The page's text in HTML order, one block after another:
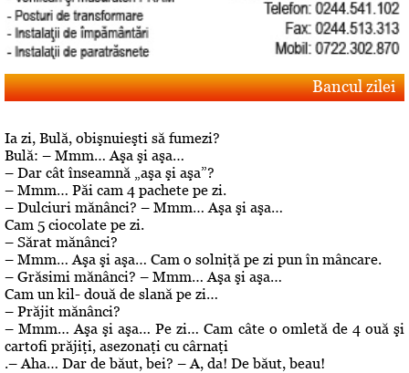
Bancul zilei
Ia zi, Bulă, obişnuieşti să fumezi?
Bulă: – Mmm… Aşa şi aşa…
– Dar cât înseamnă „aşa şi aşa”?
– Mmm… Păi cam 4 pachete pe zi.
– Dulciuri mănânci? – Mmm… Aşa şi aşa…
Cam 5 ciocolate pe zi.
– Sărat mănânci?
– Mmm… Aşa şi aşa… Cam o solniţă pe zi pun în mâncare.
– Grăsimi mănânci? – Mmm… Aşa şi aşa…
Cam un kil- două de slană pe zi…
– Prăjit mănânci?
– Mmm… Aşa şi aşa… Pe zi… Cam câte o omletă de 4 ouă şi
cartofi prăjiţi, asezonaţi cu cârnaţi
.– Aha… Dar de băut, bei? – A, da! De băut, beau!